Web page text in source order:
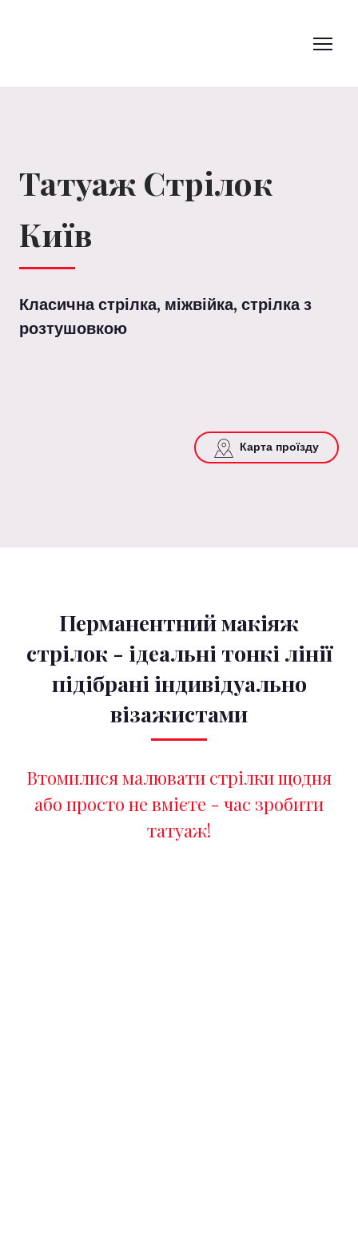
Татуаж Стрілок
Київ
Класична стрілка, міжвійка, стрілка з
розтушовкою
Карта проїзду
Перманентний макіяж
стрілок - ідеальні тонкі лінії
підібрані індивідуально
візажистами
Втомилися малювати стрілки щодня
або просто не вмієте - час зробити
татуаж!